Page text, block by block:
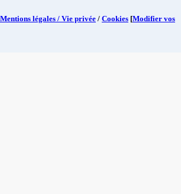
légales / Vie privée / Cookies [Modifier vos